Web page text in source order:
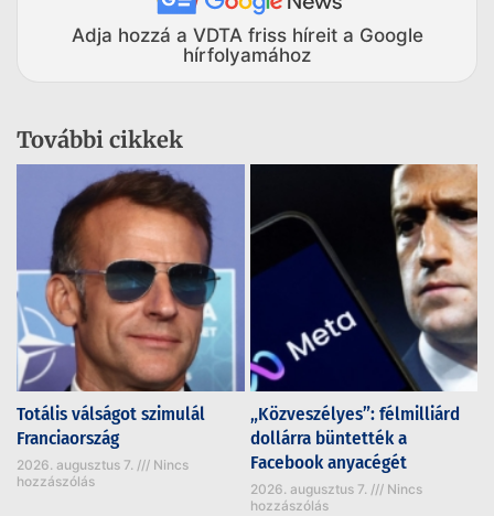
Adja hozzá a VDTA friss híreit a Google
hírfolyamához
További cikkek
Totális válságot szimulál
Franciaország
2026. augusztus 7.
Nincs
hozzászólás
„Közveszélyes”: félmilliárd
dollárra büntették a
Facebook anyacégét
2026. augusztus 7.
Nincs
hozzászólás